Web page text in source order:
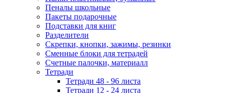
Пеналы школьные
Пакеты подарочные
Подставки для книг
Разделители
Скрепки, кнопки, зажимы, резинки
Сменные блоки для тетрадей
Счетные палочки, материалл
Тетради
Тетради 48 - 96 листа
Тетради 12 - 24 листа